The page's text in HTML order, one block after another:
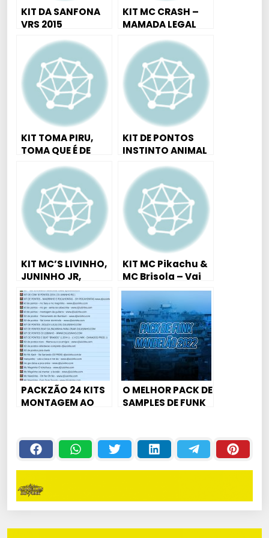
KIT DA SANFONA
VRS 2015
KIT MC CRASH –
MAMADA LEGAL
KIT TOMA PIRU,
TOMA QUE É DE
KIT DE PONTOS
INSTINTO ANIMAL
KIT MC’S LIVINHO,
JUNINHO JR,
BELLET
KIT MC Pikachu &
MC Brisola – Vai
Porra Senta Sua
Gostosa – DJ
Danilo Barton
PACKZÃO 24 KITS
MONTAGEM AO
ACAPELLAS ,
PONTOS]
O MELHOR PACK DE
SAMPLES DE FUNK
QUALIDADE –
DOWNLOAD